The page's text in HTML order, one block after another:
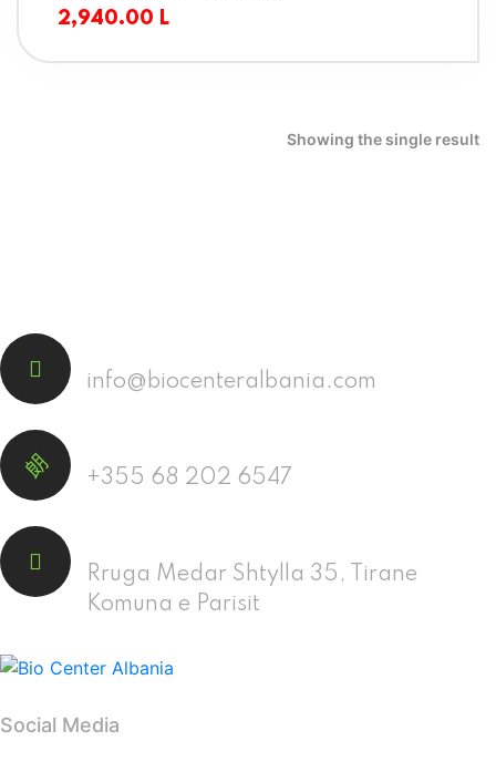
2,940.00 L
Showing the single result
info@biocenteralbania.com
+355 68 202 6547
Rruga Medar Shtylla 35, Tirane
Komuna e Parisit
Social Media